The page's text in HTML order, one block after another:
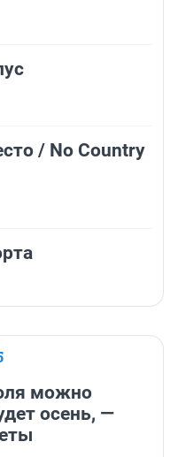
/ No Country
можно
осень, —